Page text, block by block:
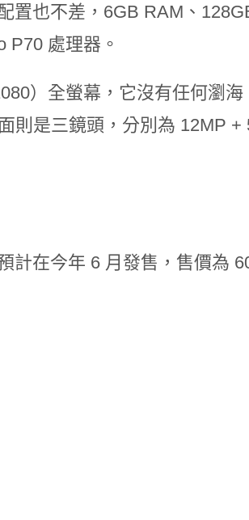
置也不差，6GB RAM、
P70 處理器。
）全螢幕，它沒有任何瀏
則是三鏡頭，分別為 12MP +
計在今年 6 月發售，售價為